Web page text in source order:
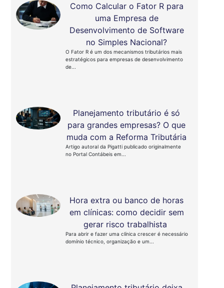
Como Calcular o Fator R para
uma Empresa de
Desenvolvimento de Software
no Simples Nacional?
O Fator R é um dos mecanismos tributários mais
estratégicos para empresas de desenvolvimento
de...
Planejamento tributário é só
para grandes empresas? O que
muda com a Reforma Tributária
Artigo autoral da Pigatti publicado originalmente
no Portal Contábeis em...
Hora extra ou banco de horas
em clínicas: como decidir sem
gerar risco trabalhista
Para abrir e fazer uma clínica crescer é necessário
domínio técnico, organização e um...